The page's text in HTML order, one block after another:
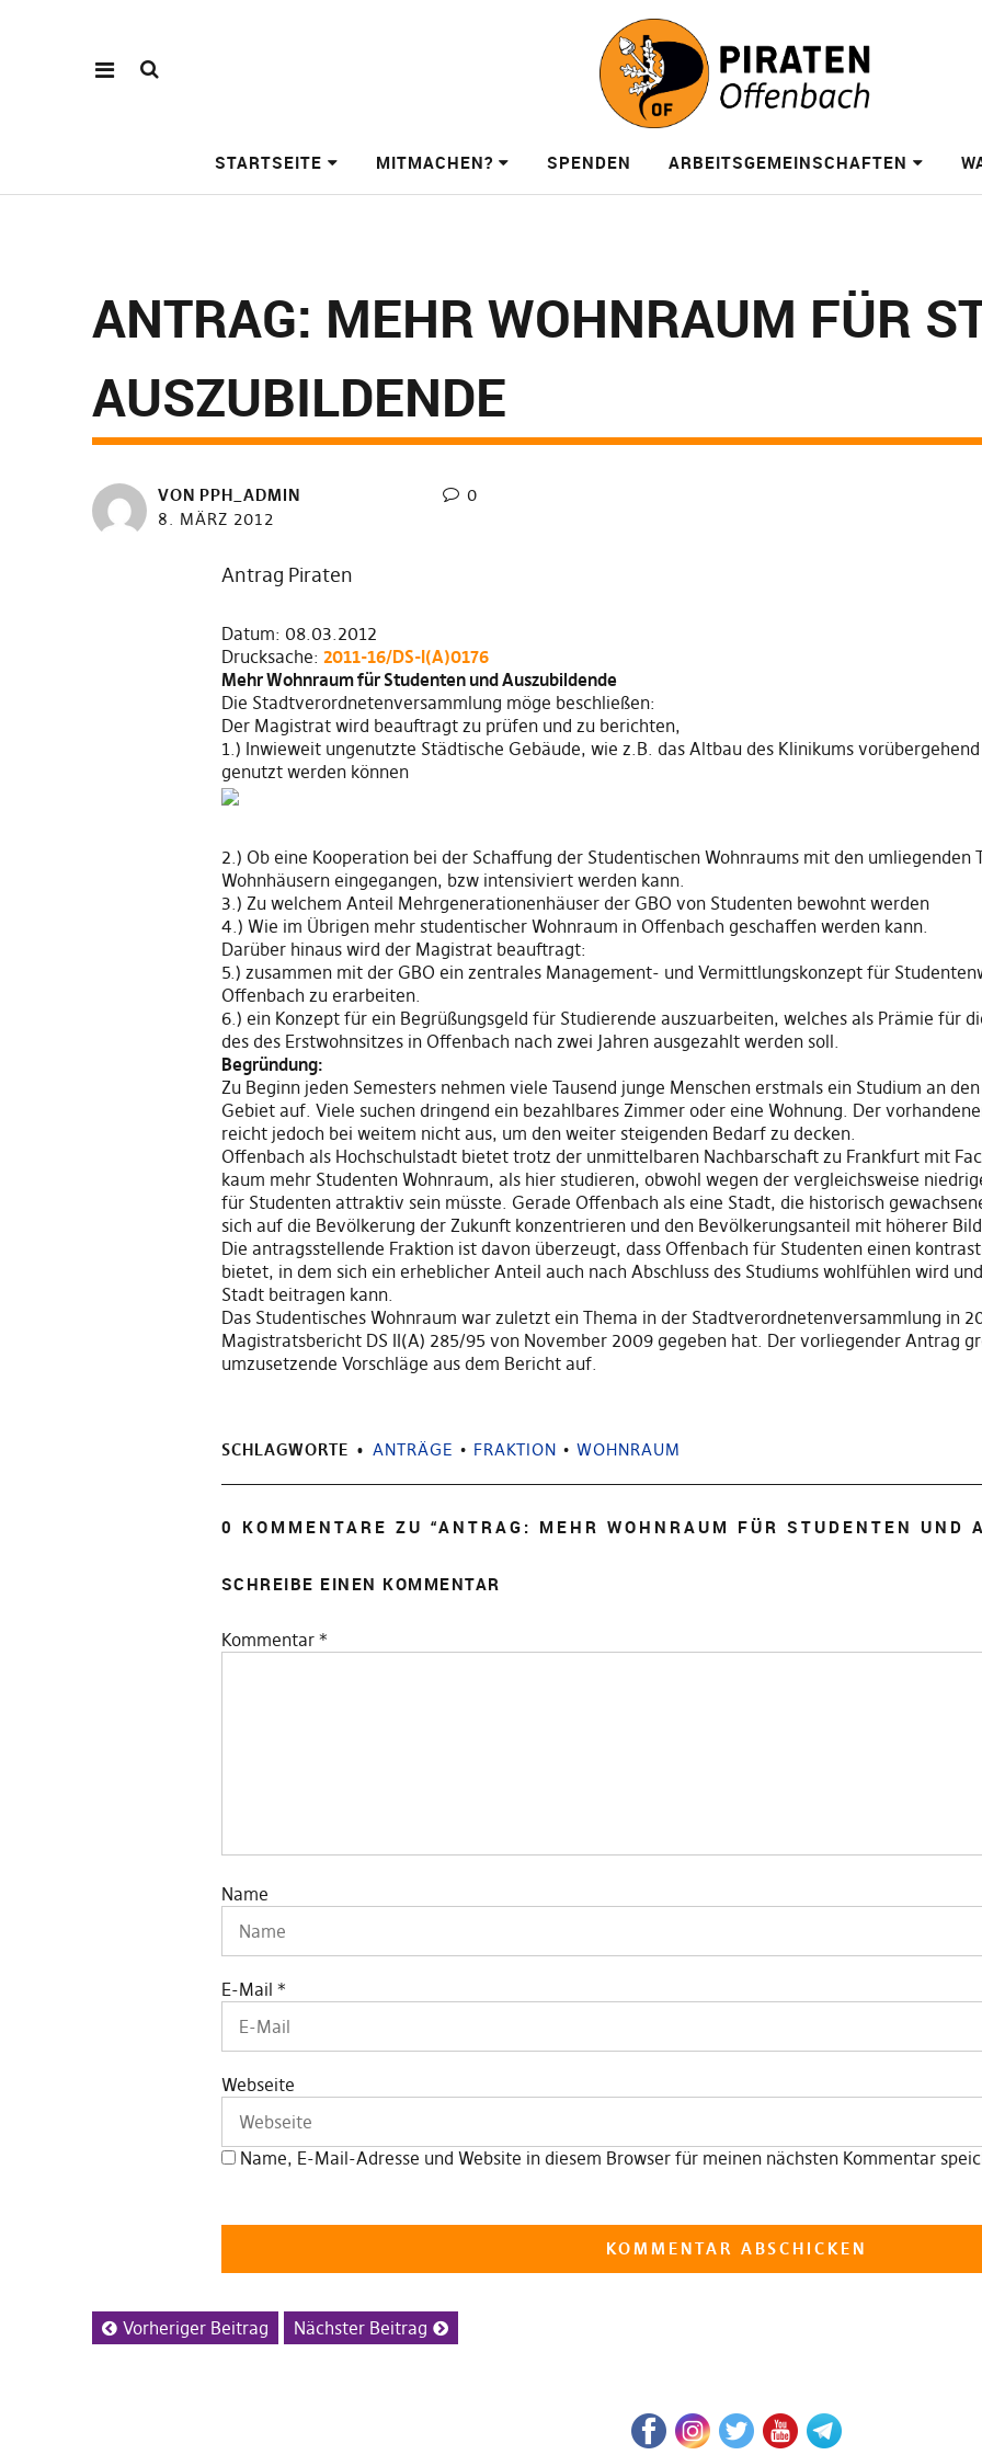
STARTSEITE MITMACHEN? SPENDEN ARBEITSGEMEINSCHAFTEN
ANTRAG: MEHR WOHNRAUM FÜR
AUSZUBILDENDE
VON PPH_ADMIN
8. MÄRZ 2012
0
Antrag Piraten
Datum: 08.03.2012
Drucksache: 2011-16/DS-I(A)0176
Mehr Wohnraum für Studenten und Auszubildende
Die Stadtverordnetenversammlung möge beschließen:
Der Magistrat wird beauftragt zu prüfen und zu berichten,
1.) Inwieweit ungenutzte Städtische Gebäude, wie z.B. das Altbau des Klinikums
genutzt werden können
2.) Ob eine Kooperation bei der Schaffung der Studentischen Wohnraums mit den umliegenden
Wohnhäusern eingegangen, bzw intensiviert werden kann.
3.) Zu welchem Anteil Mehrgenerationenhäuser der GBO von Studenten bewohnt werden
4.) Wie im Übrigen mehr studentischer Wohnraum in Offenbach geschaffen werden kann.
Darüber hinaus wird der Magistrat beauftragt:
5.) zusammen mit der GBO ein zentrales Management- und Vermittlungskonzept für
Offenbach zu erarbeiten.
6.) ein Konzept für ein Begrüßungsgeld für Studierende auszuarbeiten, welches als Prämie für
des des Erstwohnsitzes in Offenbach nach zwei Jahren ausgezahlt werden soll.
Begründung:
Zu Beginn jeden Semesters nehmen viele Tausend junge Menschen erstmals ein Studium an
Gebiet auf. Viele suchen dringend ein bezahlbares Zimmer oder eine Wohnung. Der
reicht jedoch bei weitem nicht aus, um den weiter steigenden Bedarf zu decken.
Offenbach als Hochschulstadt bietet trotz der unmittelbaren Nachbarschaft zu Frankfurt mit
kaum mehr Studenten Wohnraum, als hier studieren, obwohl wegen der vergleichsweise
für Studenten attraktiv sein müsste. Gerade Offenbach als eine Stadt, die historisch
sich auf die Bevölkerung der Zukunft konzentrieren und den Bevölkerungsanteil mit höherer
Die antragsstellende Fraktion ist davon überzeugt, dass Offenbach für Studenten einen
bietet, in dem sich ein erheblicher Anteil auch nach Abschluss des Studiums wohlfühlen wird
Stadt beitragen kann.
Das Studentisches Wohnraum war zuletzt ein Thema in der Stadtverordnetenversammlung in
Magistratsbericht DS II(A) 285/95 von November 2009 gegeben hat. Der vorliegender Antrag
umzusetzende Vorschläge aus dem Bericht auf.
SCHLAGWORTE ANTRÄGE • FRAKTION • WOHNRAUM
0 KOMMENTARE ZU “ANTRAG: MEHR WOHNRAUM FÜR STUDENTEN UND
SCHREIBE EINEN KOMMENTAR
Kommentar *
Name
E-Mail *
Webseite
Name, E-Mail-Adresse und Website in diesem Browser für meinen nächsten Kommentar
Vorheriger Beitrag Nächster Beitrag